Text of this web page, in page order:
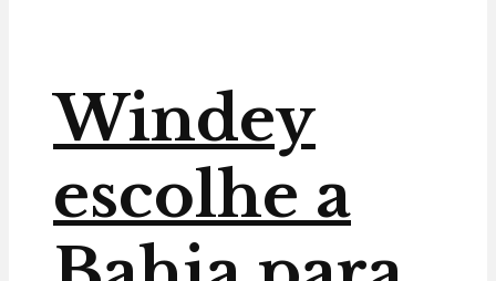
Windey
escolhe a